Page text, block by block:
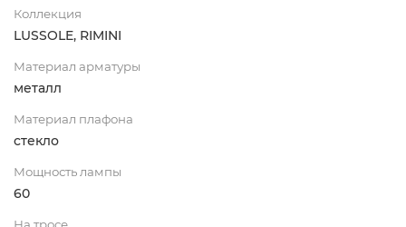
Коллекция
LUSSOLE, RIMINI
Материал арматуры
металл
Материал плафона
стекло
Мощность лампы
60
На тросе